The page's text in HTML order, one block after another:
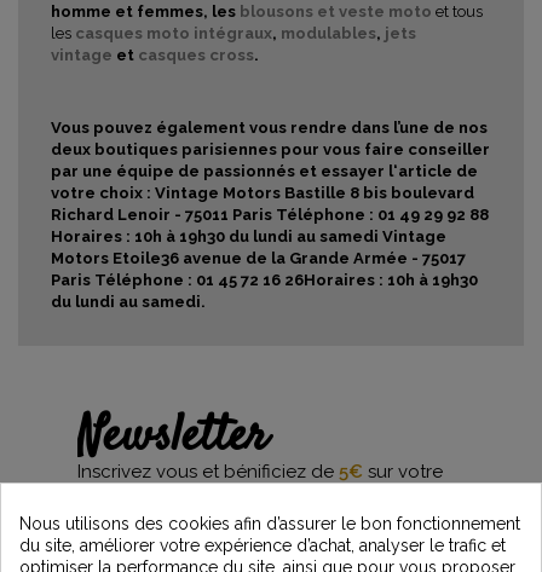
homme et femmes, les blousons et veste moto et tous
les casques moto intégraux, modulables, jets
vintage et casques cross.
Vous pouvez également vous rendre dans l’une de nos
deux boutiques parisiennes pour vous faire conseiller
par une équipe de passionnés et essayer l‘article de
votre choix : Vintage Motors Bastille 8 bis boulevard
Richard Lenoir - 75011 Paris Téléphone : 01 49 29 92 88
Horaires : 10h à 19h30 du lundi au samedi Vintage
Motors Etoile36 avenue de la Grande Armée - 75017
Paris Téléphone : 01 45 72 16 26Horaires : 10h à 19h30
du lundi au samedi.
Newsletter
Inscrivez vous et bénificiez de 5€ sur votre
et restez informés des dernières nouveautés
Vintage Motors
Nous utilisons des cookies afin d’assurer le bon fonctionnement
du site, améliorer votre expérience d’achat, analyser le trafic et
optimiser la performance du site, ainsi que pour vous proposer